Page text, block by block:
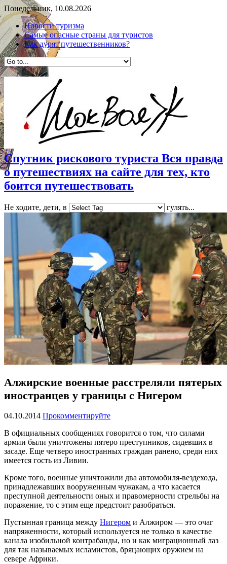
Понедельник, 10.08.2026
Новости туризма
Самые опасные страны для туристов
Как дурят путешественников?
Спутник рискового туриста Вся правда
о путешествиях на сайте для тех, кто
боится путешествовать
Не ходите, дети, в гулять...
Алжирские военные расстреляли пятерых
иностранцев у границы с Нигером
04.10.2014 Прокомментируйте
В официальных сообщениях говорится о том, что силами
армии были уничтожены пятеро преступников, сидевших в
засаде. Еще четверо иностранных граждан ранено, среди них
имеется гость из Ливии.
Кроме того, военные уничтожили два автомобиля-вездехода,
принадлежавших вооруженным чужакам, а что касается
преступной деятельности оных и правомерности стрельбы на
поражение, то с этим еще предстоит разобраться.
Пустынная граница между Нигером и Алжиром — это очаг
напряженности, который используется не только в качестве
канала изобильной контрабанды, но и как миграционный лаз
для так называемых исламистов, бряцающих оружием на
севере Африки.